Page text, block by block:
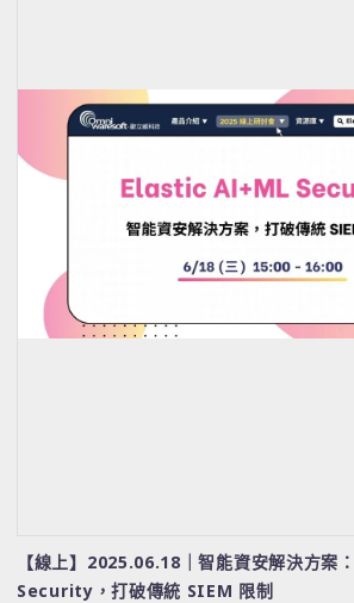
【線上】2025.06.18｜智能資安解決方
Security，打破傳統 SIEM 限制